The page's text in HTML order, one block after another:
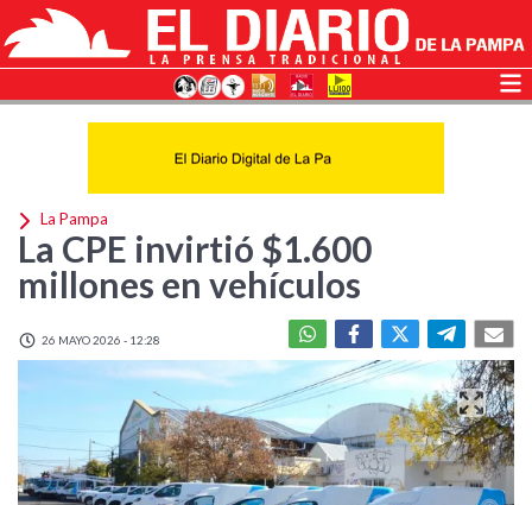
La Pampa
La CPE invirtió $1.600
millones en vehículos
26 MAYO 2026 - 12:28